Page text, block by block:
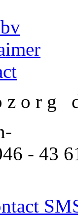
z o r g
- 43